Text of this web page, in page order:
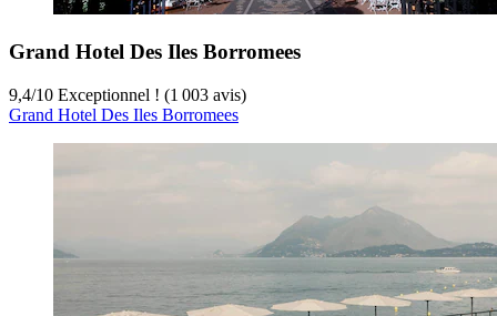
Grand Hotel Des Iles Borromees
9,4/10 Exceptionnel ! (1 003 avis)
Grand Hotel Des Iles Borromees